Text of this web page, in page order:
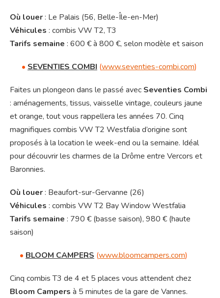
Où louer: Le Palais (56, Belle-Île-en-Mer)
Véhicules : combis VW T2, T3
Tarifs semaine : 600 € à 800 €, selon modèle et saison
• SEVENTIES COMBI (www.seventies-combi.com)
Faites un plongeon dans le passé avec Seventies Combi
: aménagements, tissus, vaisselle vintage, couleurs jaune
et orange, tout vous rappellera les années 70. Cinq
magnifiques combis VW T2 Westfalia d’origine sont
proposés à la location le week-end ou la semaine. Idéal
pour découvrir les charmes de la Drôme entre Vercors et
Baronnies.
Où louer: Beaufort-sur-Gervanne (26)
Véhicules : combis VW T2 Bay Window Westfalia
Tarifs semaine : 790 € (basse saison), 980 € (haute
saison)
• BLOOM CAMPERS (www.bloomcampers.com)
Cinq combis T3 de 4 et 5 places vous attendent chez
Bloom Campers à 5 minutes de la gare de Vannes.